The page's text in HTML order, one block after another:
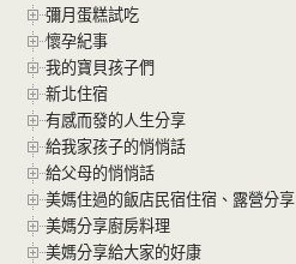
彌月蛋糕試吃
懷孕紀事
我的寶貝孩子們
新北住宿
有感而發的人生分享
給我家孩子的悄悄話
給父母的悄悄話
美媽住過的飯店民宿住宿、露營分享
美媽分享廚房料理
美媽分享給大家的好康